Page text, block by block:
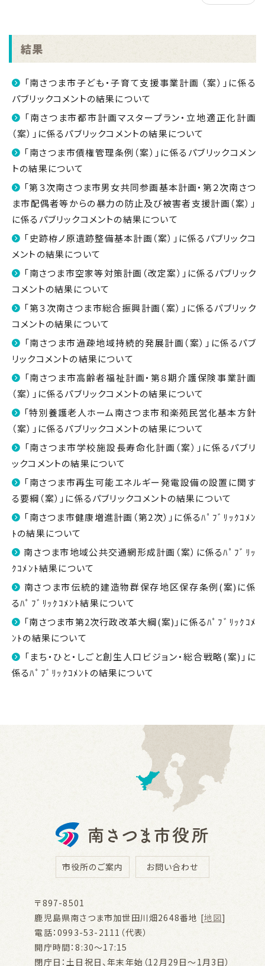
結果
「南さつま市子ども・子育て支援事業計画 （案）」に係る
パブリックコメントの結果について
「南さつま市都市計画マスタープラン・立地適正化計画
（案）」に係るパブリックコメントの結果について
「南さつま市債権管理条例（案）」に係るパブリックコメン
トの結果について
「第３次南さつま市男女共同参画基本計画・第２次南さつ
ま市配偶者等からの暴力の防止及び被害者支援計画（案）」
に係るパブリックコメントの結果について
「史跡栫ノ原遺跡整備基本計画（案）」に係るパブリックコ
メントの結果について
「南さつま市空家等対策計画（改定案）」に係るパブリック
コメントの結果について
「第３次南さつま市総合振興計画（案）」に係るパブリック
コメントの結果について
「南さつま市過疎地域持続的発展計画（案）」に係るパブ
リックコメントの結果について
「南さつま市高齢者福祉計画・第８期介護保険事業計画
（案）」に係るパブリックコメントの結果について
「特別養護老人ホーム南さつま市和楽苑民営化基本方針
（案）」に係るパブリックコメントの結果について
「南さつま市学校施設長寿命化計画（案）」に係るパブリ
ックコメントの結果について
「南さつま市再生可能エネルギー発電設備の設置に関す
る要綱（案）」に係るパブリックコメントの結果について
「南さつま市健康増進計画（第2次）」に係るﾊﾟﾌﾞﾘｯｸｺﾒﾝ
ﾄの結果について
南さつま市地域公共交通網形成計画（案）に係るﾊﾟﾌﾞﾘｯ
ｸｺﾒﾝﾄ結果について
南さつま市伝統的建造物群保存地区保存条例(案)に係
るﾊﾟﾌﾞﾘｯｸｺﾒﾝﾄ結果について
「南さつま市第2次行政改革大綱(案)」に係るﾊﾟﾌﾞﾘｯｸｺﾒ
ﾝﾄの結果について
「まち・ひと・しごと創生人口ビジョン・総合戦略(案)」に
係るﾊﾟﾌﾞﾘｯｸｺﾒﾝﾄの結果について
市役所のご案内 お問い合わせ
〒897-8501
鹿児島県南さつま市加世田川畑2648番地 [地図]
電話：0993-53-2111（代表）
開庁時間：8:30～17:15
閉庁日：土日祝日、年末年始（12月29日～1月3日）